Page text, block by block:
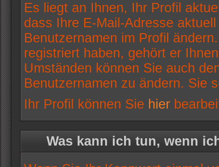
Es liegt an Ihnen, Ihr Profil
dass Ihre E-Mail-Adresse
Benutzernamen im Profil
registriert haben, gehört er
Umständen können Sie auch
Benutzernamen zu ändern. Sie
Ihr Profil können Sie hier
Was kann ich tun, wenn